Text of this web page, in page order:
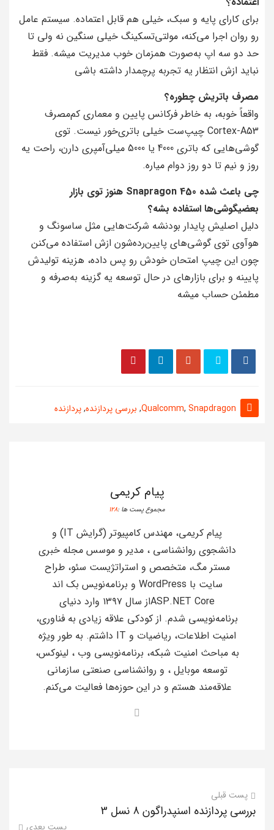
برای کارای پایه و سبک، خیلی هم قابل اعتماده. سیستم عامل
رو روان اجرا می‌کنه، مولتی‌تسکینگ خیلی سنگین نه ولی تا
حد دو سه اپ به‌صورت همزمان خوب مدیریت میشه. فقط
نباید ازش انتظار یه تجربه پرچمدار داشته باشی
مصرف باتریش چطوره؟
واقعاً خوبه، به خاطر فرکانس پایین و معماری کم‌مصرف
Cortex-A53 چیپ‌ست خیلی باتری‌خور نیست. توی
گوشی‌هایی که باتری 4000 یا 5000 میلی‌آمپری دارن، راحت یه
روز و نیم تا دو روز دوام میاره.
چی باعث شده Snapragon 450 هنوز توی بازار
بعضیگوشی‌ها استفاده بشه؟
دلیل اصلیش پایدار بودنشه شرکت‌هایی مثل ساسونگ و
هوآوی توی گوشی‌های پایین‌رده‌شون ازش استفاده می‌کنن
چون این چیپ امتحان خودش رو پس داده، هزینه تولیدش
پایینه و برای بازارهای در حال توسعه یه گزینه به‌صرفه و
مطمئن حساب میشه
Qualcomm, Snapdragon
, بررسی پردازنده,پردازنده
پیام کریمی
مجموع پست ها :128
پیام کریمی، مهندس کامپیوتر (گرایش IT) و
دانشجوی روانشناسی ، مدیر و موسس مجله خبری
مستر مگ، متخصص و استراتژیست سئو، طراح
سایت با WordPress و برنامه‌نویس بک اند
ASP.NET Coreاز سال ۱۳۹۷ وارد دنیای
برنامه‌نویسی شدم. از کودکی علاقه زیادی به فناوری،
امنیت اطلاعات، ریاضیات و IT داشتم. به طور ویژه
به مباحث امنیت شبکه، برنامه‌نویسی وب ، لینوکس،
توسعه موبایل ، و روانشناسی صنعتی سازمانی
علاقه‌مند هستم و در این حوزه‌ها فعالیت می‌کنم.
پست قبلی
بررسی پردازنده اسنپدراگون 8 نسل 3
پست بعدی